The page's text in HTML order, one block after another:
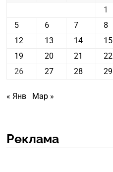
1
5
6 7 8
12
13 14 15
19
20 21 22
26
27 28 29
« Янв Мар »
Реклама